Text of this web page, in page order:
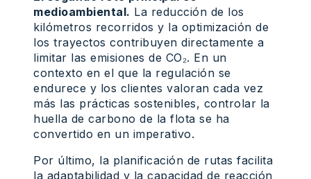
medioambiental. La reducción de los
kilómetros recorridos y la optimización de
los trayectos contribuyen directamente a
limitar las emisiones de CO₂. En un
contexto en el que la regulación se
endurece y los clientes valoran cada vez
más las prácticas sostenibles, controlar la
huella de carbono de la flota se ha
convertido en un imperativo.
Por último, la planificación de rutas facilita
la adaptabilidad y la capacidad de reacción